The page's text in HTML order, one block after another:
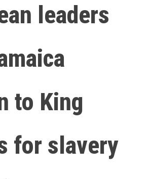
leaders
to King
for slavery